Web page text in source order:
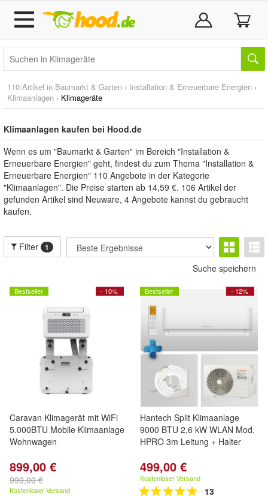
110 Artikel in Baumarkt & Garten › Installation & Erneuerbare Energien ›
Klimaanlagen › Klimageräte
Klimaanlagen kaufen bei Hood.de
Wenn es um "Baumarkt & Garten" im Bereich "Installation &
Erneuerbare Energien" geht, findest du zum Thema "Installation &
Erneuerbare Energien" 110 Angebote in der Kategorie
"Klimaanlagen". Die Preise starten ab 14,59 €. 106 Artikel der
gefunden Artikel sind Neuware, 4 Angebote kannst du gebraucht
kaufen.
Filter 1
Suche speichern
- 10%
Bestseller
Caravan Klimagerät mit WiFi
5.000BTU Mobile Klimaanlage
Wohnwagen
899,00 €
999,00 €
Kostenloser Versand
- 12%
Bestseller
Hantech Split Klimaanlage
9000 BTU 2,6 kW WLAN Mod.
HPRO 3m Leitung + Halter
499,00 €
Kostenloser Versand
13